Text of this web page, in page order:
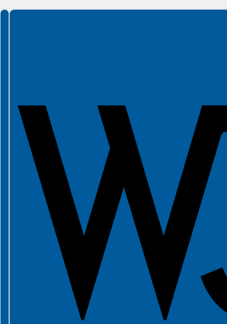
Spełniamy standardy WCAG 2.2
Spełniamy standardy W3C